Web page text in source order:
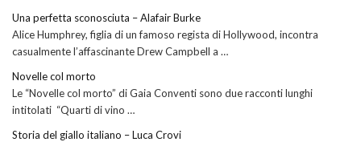
Una perfetta sconosciuta – Alafair Burke
Alice Humphrey, figlia di un famoso regista di Hollywood, incontra
casualmente l’affascinante Drew Campbell a …
Novelle col morto
Le “Novelle col morto” di Gaia Conventi sono due racconti lunghi
intitolati “Quarti di vino …
Storia del giallo italiano – Luca Crovi